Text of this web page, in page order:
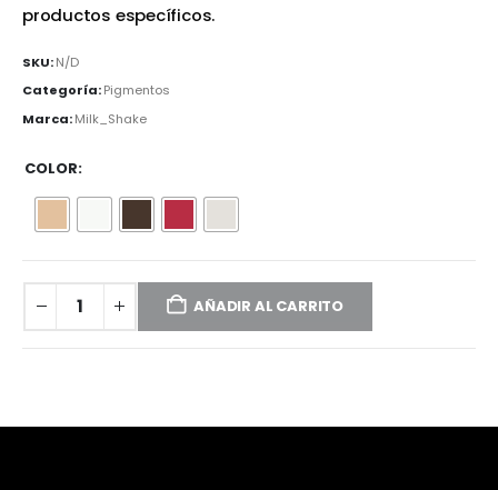
productos específicos.
SKU:N/D
Categoría:Pigmentos
Marca:Milk_Shake
COLOR
AÑADIR AL CARRITO